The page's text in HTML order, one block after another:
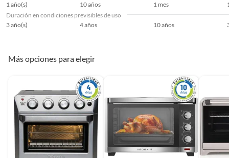
1 año(s)
10 años 1 mes
Duración en condiciones previsibles de uso
3 año(s)
4 años 10 años
Más opciones para elegir